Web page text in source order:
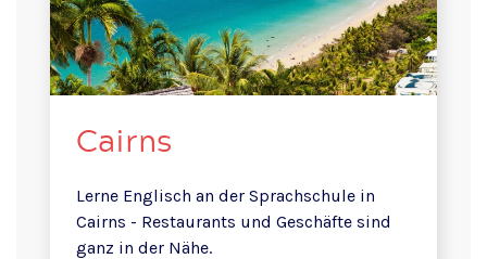
Cairns
Lerne Englisch an der Sprachschule in
Cairns - Restaurants und Geschäfte sind
ganz in der Nähe.